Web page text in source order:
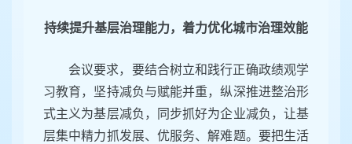
持续提升基层治理能力，着力优化城市治理效能
会议要求，要结合树立和践行正确政绩观学
习教育，坚持减负与赋能并重，纵深推进整治形
式主义为基层减负，同步抓好为企业减负，让基
层集中精力抓发展、优服务、解难题。要把生活